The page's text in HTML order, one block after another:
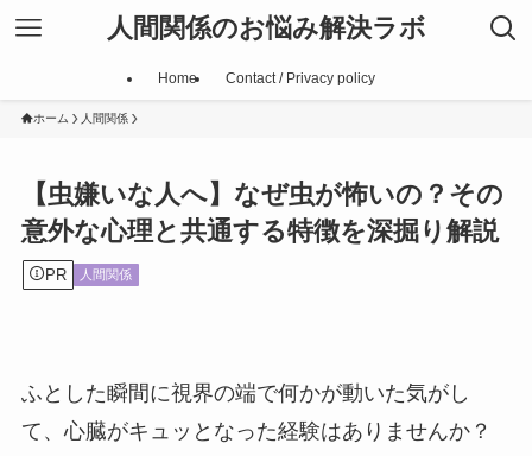
人間関係のお悩み解決ラボ
Home Contact / Privacy policy
ホーム 人間関係
【虫嫌いな人へ】なぜ虫が怖いの？その
意外な心理と共通する特徴を深掘り解説
PR 人間関係
ふとした瞬間に視界の端で何かが動いた気がし
て、心臓がキュッとなった経験はありませんか？